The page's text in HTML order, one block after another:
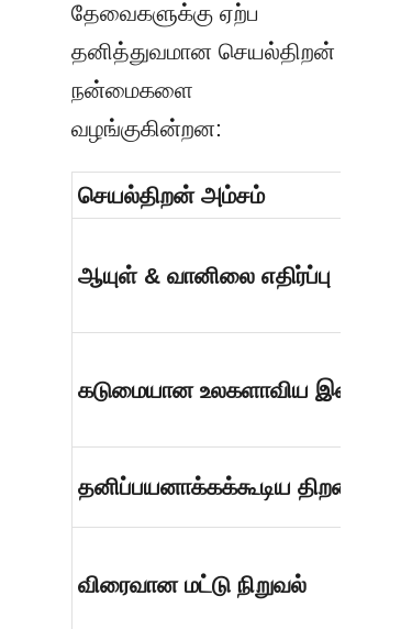
தேவைகளுக்கு ஏற்ப
தனித்துவமான செயல்திறன்
நன்மைகளை
வழங்குகின்றன:
செயல்திறன் அம்சம்
ஆயுள் & வானிலை எதிர்ப்பு
கடுமையான உலகளாவிய இணக்கம்
தனிப்பயனாக்கக்கூடிய திறன்
விரைவான மட்டு நிறுவல்